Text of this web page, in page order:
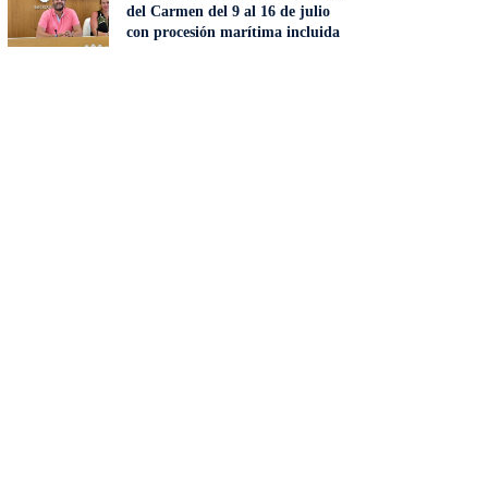
del Carmen del 9 al 16 de julio
con procesión marítima incluida